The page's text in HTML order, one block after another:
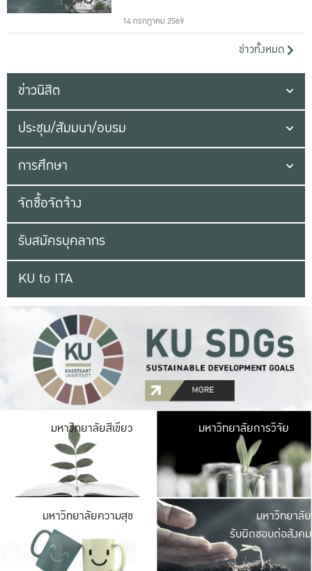
14 กรกฎาคม 2569
ข่าวทั้งหมด
ข่าวนิสิต
ประชุม/สัมมนา/อบรม
การศึกษา
จัดซื้อจัดจ้าง
รับสมัครบุคลากร
KU to ITA
มหาวิทยาลัยสีเขียว มหาวิ
มีพื้นที่เขียวสดใส
เป็นป่าในเมือง เกษต
มหาวิทยาลัยการวิจัย
มหาวิทยาลัยความสุข มหาวิ
ค
เปิดประ
และพบเรื่องราวใ
มหาวิทยาลัย
รับผิดชอบต่อสังคม